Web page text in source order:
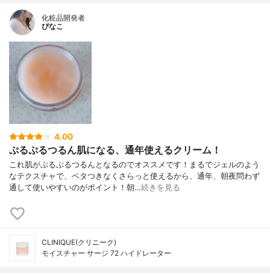
化粧品開発者
ぴなこ
4.00
ぷるぷるつるん肌になる、通年使えるクリーム！
これ肌がぷるぷるつるんとなるのでオススメです！まるでジェルのよう
なテクスチャで、ベタつきなくさらっと使えるから、通年、朝夜問わず
通して使いやすいのがポイント！朝…続きを見る
CLINIQUE(クリニーク)
モイスチャー サージ 72 ハイドレーター